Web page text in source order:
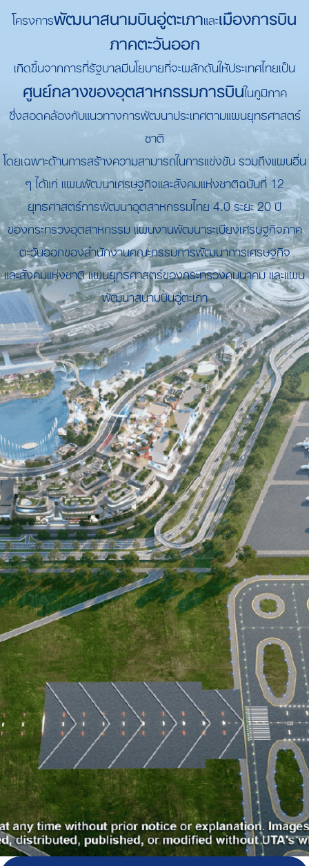
โครงการพัฒนาสนามบินอู่ตะเภาและเมืองการบิน
ภาคตะวันออก
เกิดขึ้นจากการที่รัฐบาลมีนโยบายที่จะผลักดันให้ประเทศไทยเป็น
ศูนย์กลางของอุตสาหกรรมการบินในภูมิภาค
ซึ่งสอดคล้องกับแนวทางการพัฒนาประเทศตามแผนยุทธศาสตร์
ชาติ
โดยเฉพาะด้านการสร้างความสามารถในการแข่งขัน รวมถึงแผนอื่น
ๆ ได้แก่ แผนพัฒนาเศรษฐกิจและสังคมแห่งชาติฉบับที่ 12
ยุทธศาสตร์การพัฒนาอุตสาหกรรมไทย 4.0 ระยะ 20 ปี
ของกระทรวงอุตสาหกรรม แผนงานพัฒนาระเบียงเศรษฐกิจภาค
ตะวันออกของสำนักงานคณะกรรมการพัฒนาการเศรษฐกิจ
และสังคมแห่งชาติ แผนยุทธศาสตร์ของกระทรวงคมนาคม และแผน
พัฒนาสนามบินอู่ตะเภา